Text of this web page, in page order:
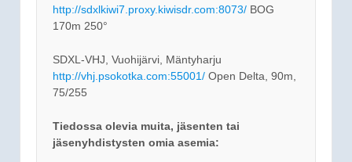
http://sdxlkiwi7.proxy.kiwisdr.com:8073/ BOG
170m 250°
SDXL-VHJ, Vuohijärvi, Mäntyharju
http://vhj.psokotka.com:55001/ Open Delta, 90m,
75/255
Tiedossa olevia muita, jäsenten tai
jäsenyhdistysten omia asemia: